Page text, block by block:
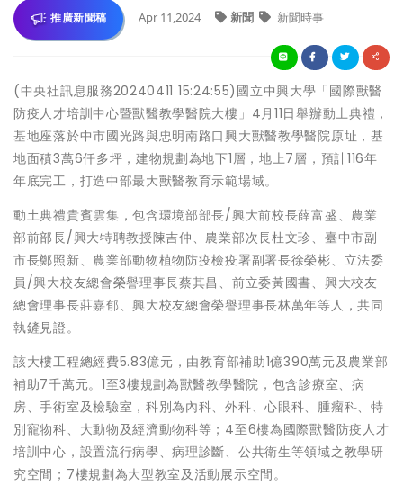
推廣新聞稿 Apr 11,2024 新聞 新聞時事
(中央社訊息服務20240411 15:24:55)國立中興大學「國際獸醫
防疫人才培訓中心暨獸醫教學醫院大樓」4月11日舉辦動土典禮，
基地座落於中市國光路與忠明南路口興大獸醫教學醫院原址，基
地面積3萬6仟多坪，建物規劃為地下1層，地上7層，預計116年
年底完工，打造中部最大獸醫教育示範場域。
動土典禮貴賓雲集，包含環境部部長/興大前校長薛富盛、農業
部前部長/興大特聘教授陳吉仲、農業部次長杜文珍、臺中市副
市長鄭照新、農業部動物植物防疫檢疫署副署長徐榮彬、立法委
員/興大校友總會榮譽理事長蔡其昌、前立委黃國書、興大校友
總會理事長莊嘉郁、興大校友總會榮譽理事長林萬年等人，共同
執鏟見證。
該大樓工程總經費5.83億元，由教育部補助1億390萬元及農業部
補助7千萬元。1至3樓規劃為獸醫教學醫院，包含診療室、病
房、手術室及檢驗室，科別為內科、外科、心眼科、腫瘤科、特
別寵物科、大動物及經濟動物科等；4至6樓為國際獸醫防疫人才
培訓中心，設置流行病學、病理診斷、公共衛生等領域之教學研
究空間；7樓規劃為大型教室及活動展示空間。